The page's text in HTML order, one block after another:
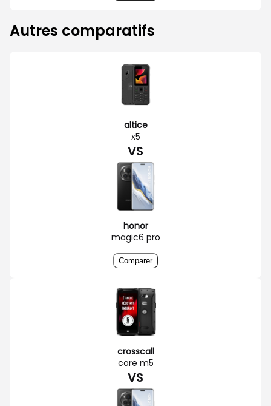
Autres comparatifs
altice
x5
VS
honor
magic6 pro
Comparer
crosscall
core m5
VS